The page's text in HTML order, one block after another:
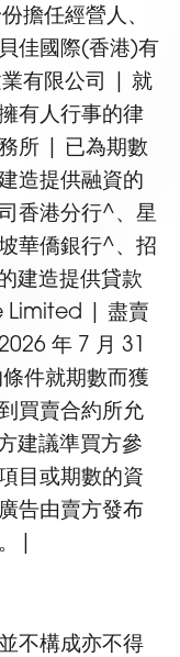
擔任經營人、
佳國際(香港)有
有限公司 | 就
有人行事的律
所 | 已為期數
造提供融資的
香港分行^、星
華僑銀行^、招
建造提供貸款
Limited | 盡賣
年 7 月 31
件就期數而獲
買賣合約所允
建議準買方參
目或期數的資
告由賣方發布
|
不構成亦不得